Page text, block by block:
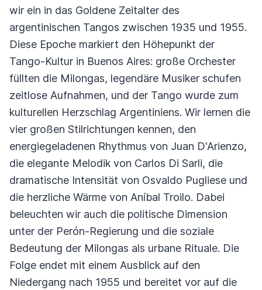
wir ein in das Goldene Zeitalter des
argentinischen Tangos zwischen 1935 und 1955.
Diese Epoche markiert den Höhepunkt der
Tango-Kultur in Buenos Aires: große Orchester
füllten die Milongas, legendäre Musiker schufen
zeitlose Aufnahmen, und der Tango wurde zum
kulturellen Herzschlag Argentiniens. Wir lernen die
vier großen Stilrichtungen kennen, den
energiegeladenen Rhythmus von Juan D'Arienzo,
die elegante Melodik von Carlos Di Sarli, die
dramatische Intensität von Osvaldo Pugliese und
die herzliche Wärme von Aníbal Troilo. Dabei
beleuchten wir auch die politische Dimension
unter der Perón-Regierung und die soziale
Bedeutung der Milongas als urbane Rituale. Die
Folge endet mit einem Ausblick auf den
Niedergang nach 1955 und bereitet vor auf die